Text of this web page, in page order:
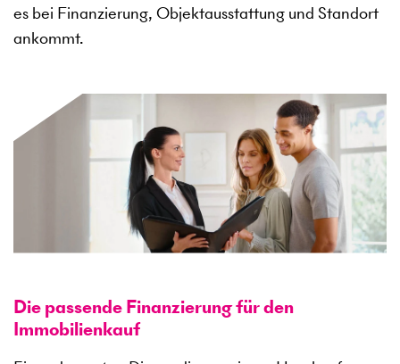
es bei Finanzierung, Objektausstattung und Standort
ankommt.
Die passende Finanzierung für den
Immobilienkauf